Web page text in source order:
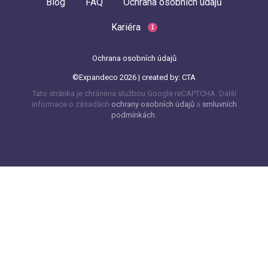
Kariéra 1
Ochrana osobních údajů
©Expandeco 2026 | created by: CTA
Tato stránka je chráněna službou Google reCAPTCHA. Další
informace o zásadách ochrany osobních údajů a smluvních
podmínkách.